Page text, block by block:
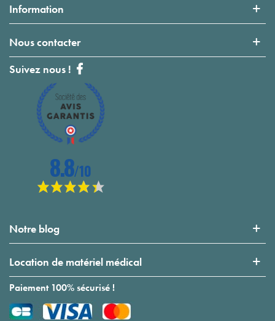
Information
Nous contacter
Suivez nous !
Notre blog
Location de matériel médical
Paiement 100% sécurisé !